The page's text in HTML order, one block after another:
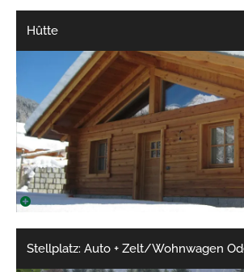
Hûtte
Stellplatz: Auto + Zelt/Wohnwagen